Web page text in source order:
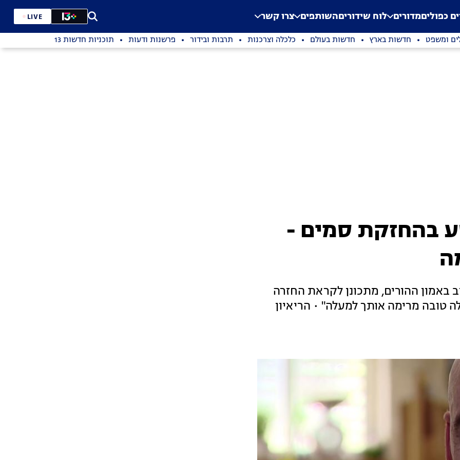
Application error: a
. כפוליםמדורים לוח שידוריםהשותפים צרו קשר LIVE
ומשפט חדשות בארץ חדשות בעולם כלכלה וצרכנות תרבות ובידור פרשנות ודעות תוכניות חדשות 13
בהחזקת סמים -
באמון ההורים, מתכונן לקראת החזרה
טובה מרימה אותך למעלה" • הריאיון